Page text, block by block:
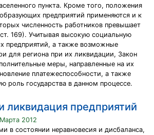
пункта. Кроме того, положения
предприятий применяются и к
численность работников превышает
169). Учитывая высокую социальную
предприятий, а также возможные
для региона при их ликвидации, Закон
меры, направленные на их
платежеспособности, а также
роль государства в данном процессе.
ликвидация предприятий
2012
в состоянии неравновесия и дисбаланса,